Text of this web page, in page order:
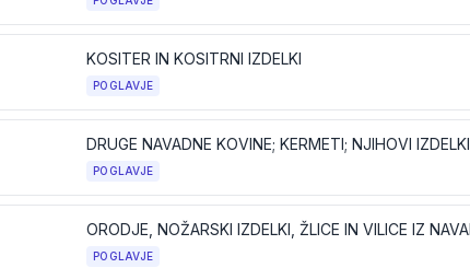
KOSITER IN KOSITRNI IZDELKI
POGLAVJE
DRUGE NAVADNE KOVINE; KERMETI; NJIHOVI IZDELKI
POGLAVJE
POGLAVJE